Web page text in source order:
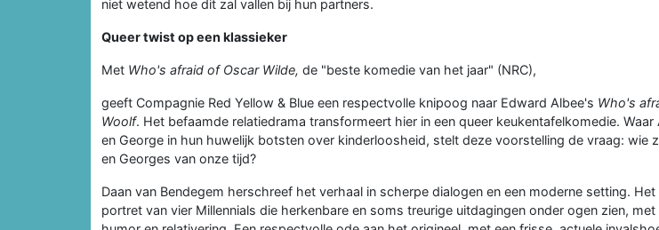
niet wetend hoe dit zal vallen bij hun partners.
Queer twist op een klassieker
Met Who's afraid of Oscar Wilde, de "beste komedie van het jaar" (NRC),
geeft Compagnie Red Yellow & Blue een respectvolle knipoog naar Edward Albee's Who's
Woolf. Het befaamde relatiedrama transformeert hier in een queer keukentafelkomedie. Waar
en George in hun huwelijk botsten over kinderloosheid, stelt deze voorstelling de vraag: wie
en Georges van onze tijd?
Daan van Bendegem herschreef het verhaal in scherpe dialogen en een moderne setting.
portret van vier Millennials die herkenbare en soms treurige uitdagingen onder ogen zien,